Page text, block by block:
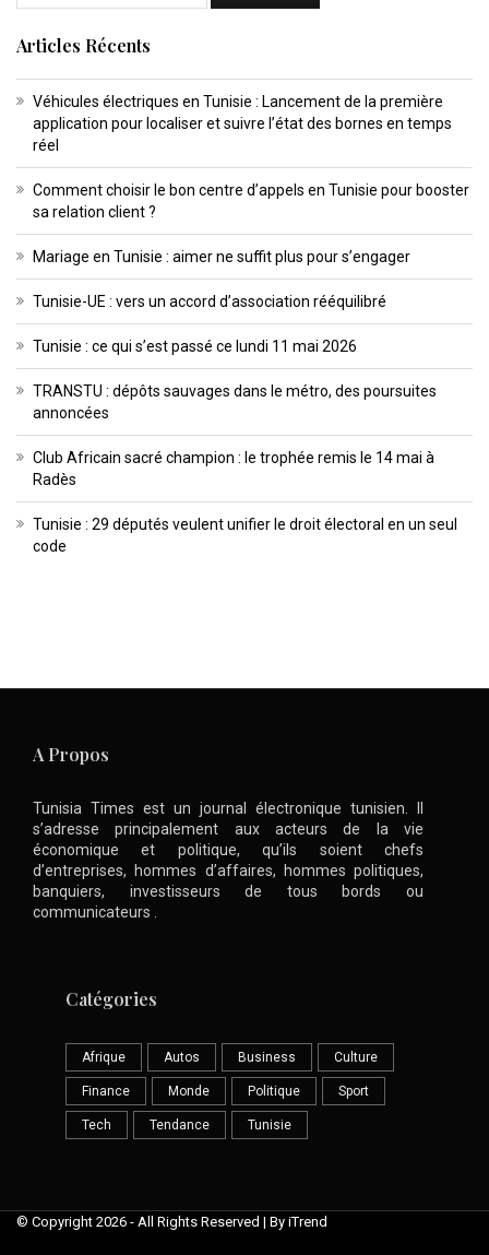
Articles Récents
Véhicules électriques en Tunisie : Lancement de la première
application pour localiser et suivre l’état des bornes en temps
réel
Comment choisir le bon centre d’appels en Tunisie pour booster
sa relation client ?
Mariage en Tunisie : aimer ne suffit plus pour s’engager
Tunisie-UE : vers un accord d’association rééquilibré
Tunisie : ce qui s’est passé ce lundi 11 mai 2026
TRANSTU : dépôts sauvages dans le métro, des poursuites
annoncées
Club Africain sacré champion : le trophée remis le 14 mai à
Radès
Tunisie : 29 députés veulent unifier le droit électoral en un seul
code
A Propos
Tunisia Times est un journal électronique tunisien. Il
s’adresse principalement aux acteurs de la vie
économique et politique, qu’ils soient chefs
d’entreprises, hommes d’affaires, hommes politiques,
banquiers, investisseurs de tous bords ou
communicateurs .
Catégories
Afrique Autos Business Culture
Finance Monde Politique Sport
Tech Tendance Tunisie
© Copyright 2026 - All Rights Reserved | By iTrend